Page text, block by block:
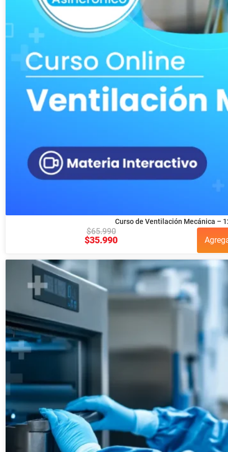
Curso de Ventilación Mecánica –
$65.990
$35.990